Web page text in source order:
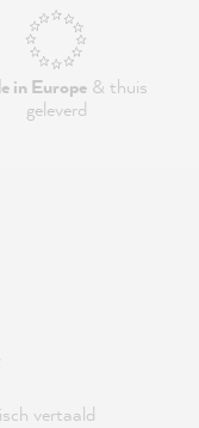
in Europe& thuis
geleverd
vertaald